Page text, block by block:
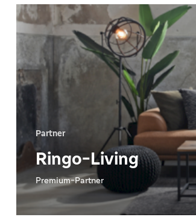
Partner
Ringo-Living
Premium-Partner